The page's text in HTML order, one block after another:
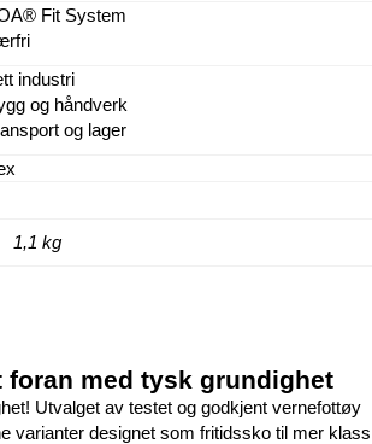
Fit System
industri
og håndverk
og lager
1,1 kg
foran med tysk grundighet
Utvalget av testet og godkjent vernefottøy
varianter designet som fritidssko til mer